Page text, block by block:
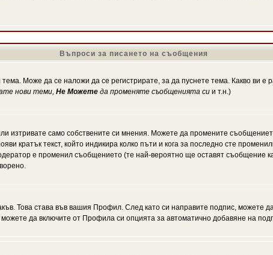
Въпроси за писането на съобщения
Може да се наложи да се регистрирате, за да пуснете тема. Какво ви
нови теми, Не Можете да променяте съобщенията си и т.н.)
изтривате само собствените си мнения. Можете да промените
кратък текст, който индикира колко пъти и кога за последно сте
е променил съобщението (те най-вероятно ще оставят съобщение
Това става във вашия Профил. След като си направите подпис, можете
да включите от Профила си опцията за автоматично добавяне на